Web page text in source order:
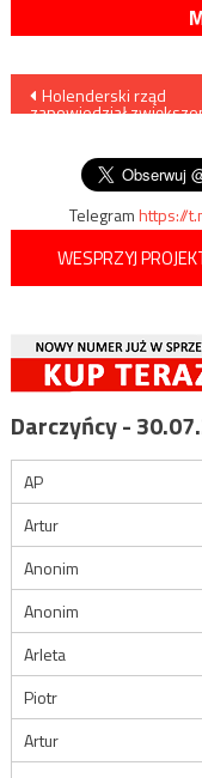
Nawigacja
wpisu
Holenderski rząd
zapowiedział
Telegramhttps://
WESPRZYJ
Darczyńcy -
AP
Artur
Anonim
Anonim
Arleta
Piotr
Artur